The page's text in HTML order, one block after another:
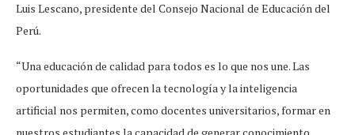
Luis Lescano, presidente del Consejo Nacional de Educación del
Perú.
“Una educación de calidad para todos es lo que nos une. Las
oportunidades que ofrecen la tecnología y la inteligencia
artificial nos permiten, como docentes universitarios, formar en